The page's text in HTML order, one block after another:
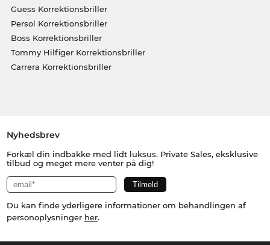
Guess Korrektionsbriller
Persol Korrektionsbriller
Boss Korrektionsbriller
Tommy Hilfiger Korrektionsbriller
Carrera Korrektionsbriller
Nyhedsbrev
Forkæl din indbakke med lidt luksus. Private Sales, eksklusive
tilbud og meget mere venter på dig!
Du kan finde yderligere informationer om behandlingen af
personoplysninger her.